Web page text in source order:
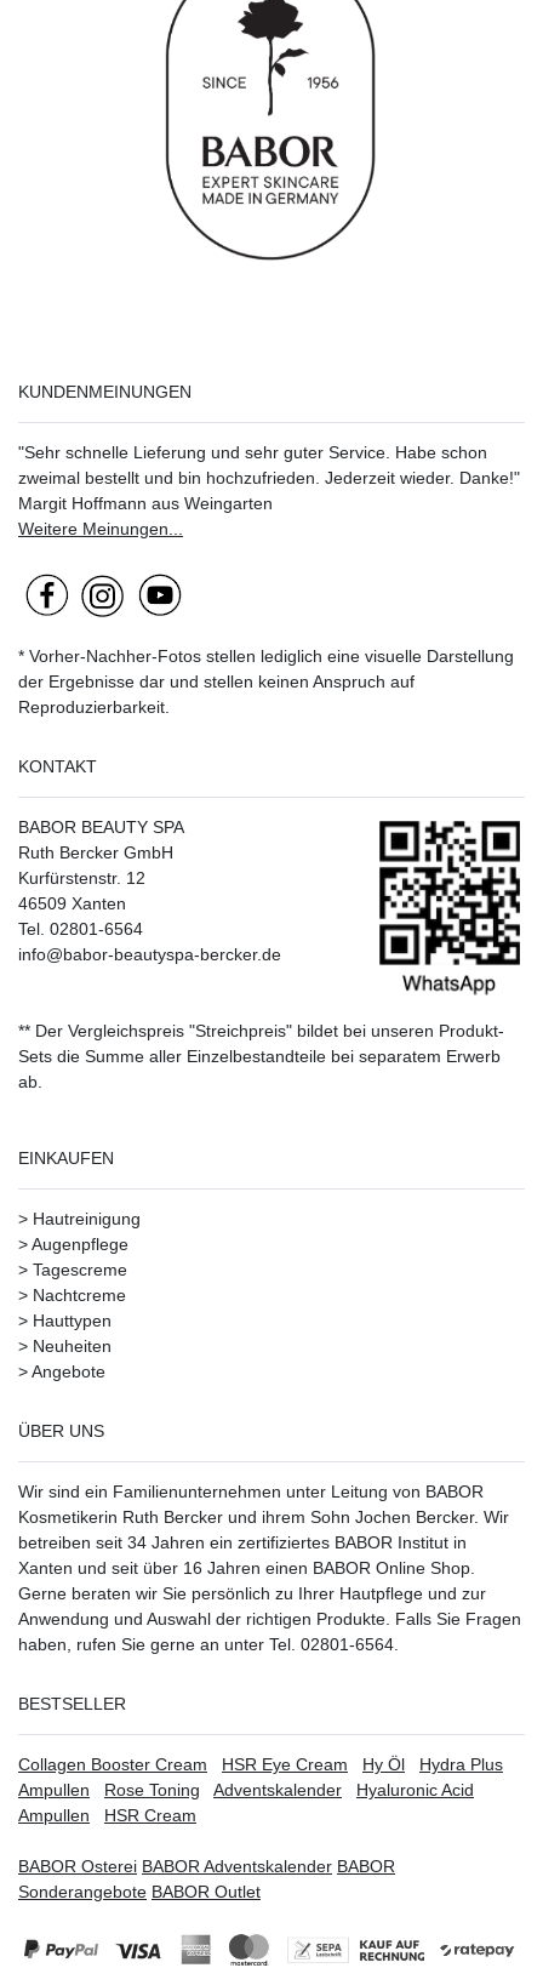
KUNDENMEINUNGEN
"Sehr schnelle Lieferung und sehr guter Service. Habe schon
zweimal bestellt und bin hochzufrieden. Jederzeit wieder. Danke!"
Margit Hoffmann aus Weingarten
Weitere Meinungen...
* Vorher-Nachher-Fotos stellen lediglich eine visuelle Darstellung
der Ergebnisse dar und stellen keinen Anspruch auf
Reproduzierbarkeit.
KONTAKT
BABOR BEAUTY SPA
Ruth Bercker GmbH
Kurfürstenstr. 12
46509 Xanten
Tel. 02801-6564
info@babor-beautyspa-bercker.de
** Der Vergleichspreis "Streichpreis" bildet bei unseren Produkt-
Sets die Summe aller Einzelbestandteile bei separatem Erwerb
ab.
EINKAUFEN
> Hautreinigung
>Augenpflege
> Tagescreme
> Nachtcreme
> Hauttypen
> Neuheiten
>Angebote
ÜBER UNS
Wir sind ein Familienunternehmen unter Leitung von BABOR
Kosmetikerin Ruth Bercker und ihrem Sohn Jochen Bercker. Wir
betreiben seit 34 Jahren ein zertifiziertes BABOR Institut in
Xanten und seit über 16 Jahren einen BABOR Online Shop.
Gerne beraten wir Sie persönlich zu Ihrer Hautpflege und zur
Anwendung und Auswahl der richtigen Produkte. Falls Sie Fragen
haben, rufen Sie gerne an unter Tel. 02801-6564.
BESTSELLER
Collagen Booster Cream HSR Eye Cream Hy Öl
Hydra Plus
Ampullen
Rose Toning Adventskalender
Hyaluronic Acid
Ampullen
HSR Cream
BABOR Osterei BABOR Adventskalender BABOR
Sonderangebote BABOR Outlet